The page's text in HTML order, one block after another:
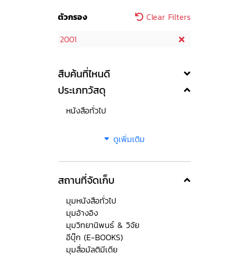
ตัวกรอง
Clear Filters
2001
สืบค้นที่ไหนดี
ประเภทวัสดุ
หนังสือทั่วไป
ดูเพิ่มเติม
สถานที่จัดเก็บ
มุมหนังสือทั่วไป
มุมอ้างอิง
มุมวิทยานิพนธ์ & วิจัย
อีบุ๊ก (E-BOOKS)
มุมสื่อมัลติมีเดีย